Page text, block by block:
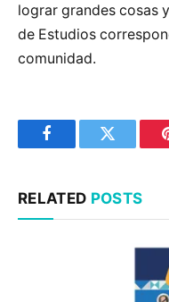
lograr grandes cosas
de Estudios
comunidad.
FacebookTwitter
RELATED POSTS